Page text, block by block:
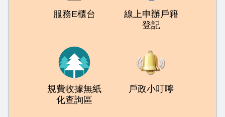
服務E櫃台
線上申辦戶籍
登記
規費收據無紙
化查詢區
戶政小叮嚀